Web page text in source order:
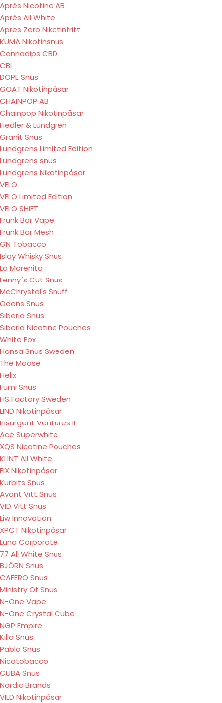
Après Nicotine AB
Après All White
Apres Zero Nikotinfritt
KUMA Nikotinsnus
Cannadips CBD
CBI
DOPE Snus
GOAT Nikotinpåsar
CHAINPOP AB
Chainpop Nikotinpåsar
Fiedler & Lundgren
Granit Snus
Lundgrens Limited Edition
Lundgrens snus
Lundgrens Nikotinpåsar
VELO
VELO Limited Edition
VELO SHIFT
Frunk Bar Vape
Frunk Bar Mesh
GN Tobacco
Islay Whisky Snus
La Morenita
Lenny´s Cut Snus
McChrystal's Snuff
Odens Snus
Siberia Snus
Siberia Nicotine Pouches
White Fox
Hansa Snus Sweden
The Moose
Helix
Fumi Snus
HS Factory Sweden
LIND Nikotinpåsar
Insurgent Ventures II
Ace Superwhite
XQS Nicotine Pouches
KLINT All White
FIX Nikotinpåsar
Kurbits Snus
Avant Vitt Snus
VID Vitt Snus
Liw Innovation
XPCT Nikotinpåsar
Luna Corporate
77 All White Snus
BJÖRN Snus
CAFERO Snus
Ministry Of Snus
N-One Vape
N-One Crystal Cube
NGP Empire
Killa Snus
Pablo Snus
Nicotobacco
CUBA Snus
Nordic Brands
VILD Nikotinpåsar